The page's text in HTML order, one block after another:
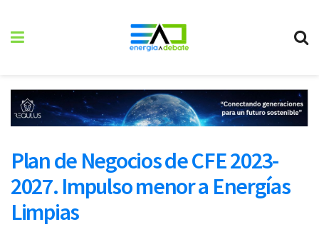
Plan de Negocios de CFE 2023-
2027. Impulso menor a Energías
Limpias